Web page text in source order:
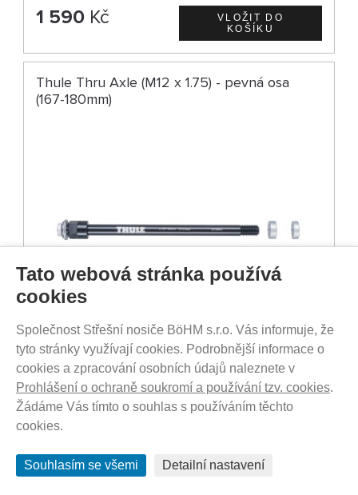
1 590 Kč
Thule Thru Axle (M12 x 1.75) - pevná osa
(167-180mm)
SKLADEM - DO 1-5 DNŮ U VÁS
1 590Kč
(185-198mm)
Tato webová stránka používá
cookies
Společnost Střešní nosiče BöHM s.r.o. Vás informuje, že
tyto stránky využívají cookies. Podrobnější informace o
cookies a zpracování osobních údajů naleznete v
Prohlášení o ochraně soukromí a používání tzv. cookies.
Žádáme Vás tímto o souhlas s používáním těchto
cookies.
Souhlasím se všemi Detailní nastavení